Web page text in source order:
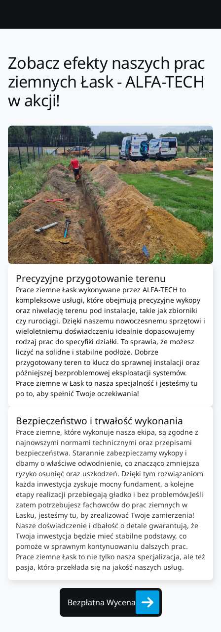
Zobacz efekty naszych prac
ziemnych Łask - ALFA-TECH
w akcji!
Precyzyjne przygotowanie terenu
Prace ziemne Łask wykonywane przez ALFA-TECH to
kompleksowe usługi, które obejmują precyzyjne wykopy
oraz niwelację terenu pod instalacje, takie jak zbiorniki
czy rurociągi. Dzięki naszemu nowoczesnemu sprzętowi i
wieloletniemu doświadczeniu idealnie dopasowujemy
rodzaj prac do specyfiki działki. To sprawia, że możesz
liczyć na solidne i stabilne podłoże. Dobrze
przygotowany teren to klucz do sprawnej instalacji oraz
późniejszej bezproblemowej eksploatacji systemów.
Prace ziemne w Łask to nasza specjalność i jesteśmy tu
po to, aby spełnić Twoje oczekiwania!
Bezpieczeństwo i trwałość wykonania
Prace ziemne, które wykonuje nasza ekipa, są zgodne z
najnowszymi normami technicznymi oraz przepisami
bezpieczeństwa. Starannie zabezpieczamy wykopy i
dbamy o właściwe odwodnienie, co znacząco zmniejsza
ryzyko osunięć oraz uszkodzeń. Dzięki tym rozwiązaniom
każda inwestycja zyskuje mocny fundament, a kolejne
etapy realizacji przebiegają gładko i bez problemów.Jeśli
zatem potrzebujesz fachowców do prac ziemnych w
Łasku, jesteśmy tu, by zrealizować Twoje zamierzenia!
Nasze doświadczenie i dbałość o detale gwarantują, że
Twoja inwestycja będzie mieć stabilne podstawy, co
pomoże w sprawnym kontynuowaniu dalszych prac.
Prace ziemne Łask to nie tylko nasza specjalizacja, ale też
pasja, która przekłada się na jakość naszych usług.
Bezpłatna Wycena